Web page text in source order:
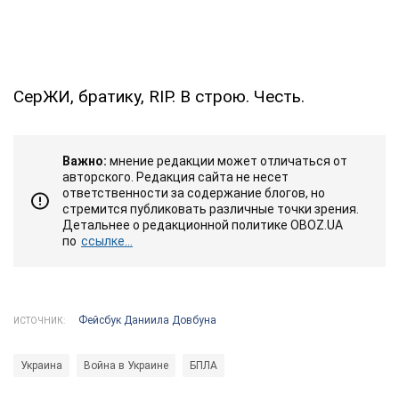
СерЖИ, братику, RIP. В строю. Честь.
Важно: мнение редакции может отличаться от
авторского. Редакция сайта не несет
ответственности за содержание блогов, но
стремится публиковать различные точки зрения.
Детальнее о редакционной политике OBOZ.UA
по ссылке...
ИСТОЧНИК: Фейсбук Даниила Довбуна
Украина Война в Украине БПЛА